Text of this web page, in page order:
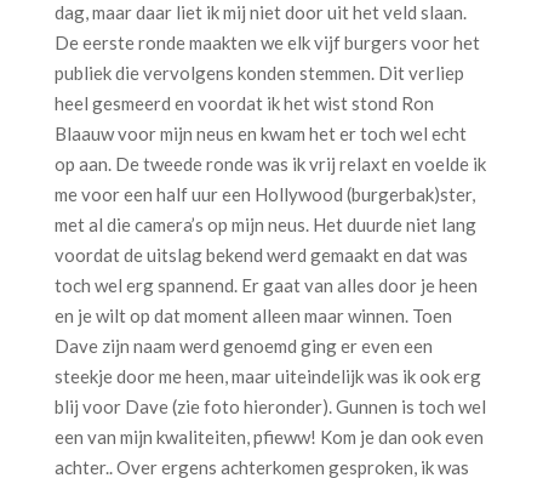
dag, maar daar liet ik mij niet door uit het veld slaan.
De eerste ronde maakten we elk vijf burgers voor het
publiek die vervolgens konden stemmen. Dit verliep
heel gesmeerd en voordat ik het wist stond Ron
Blaauw voor mijn neus en kwam het er toch wel echt
op aan. De tweede ronde was ik vrij relaxt en voelde ik
me voor een half uur een Hollywood (burgerbak)ster,
met al die camera’s op mijn neus. Het duurde niet lang
voordat de uitslag bekend werd gemaakt en dat was
toch wel erg spannend. Er gaat van alles door je heen
en je wilt op dat moment alleen maar winnen. Toen
Dave zijn naam werd genoemd ging er even een
steekje door me heen, maar uiteindelijk was ik ook erg
blij voor Dave (zie foto hieronder). Gunnen is toch wel
een van mijn kwaliteiten, pfieww! Kom je dan ook even
achter.. Over ergens achterkomen gesproken, ik was